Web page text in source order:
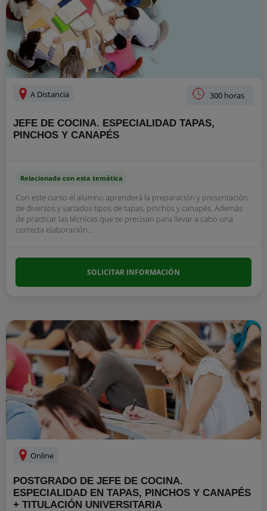
A Distancia 300 horas
JEFE DE COCINA. ESPECIALIDAD TAPAS,
PINCHOS Y CANAPÉS
Relacionado con esta temática
Con este curso el alumno aprenderá la preparación y presentación
de diversos y variados tipos de tapas, pinchos y canapés. Además
de practicar las técnicas que se precisan para llevar a cabo una
correcta elaboración...
SOLICITAR INFORMACIÓN
Online
POSTGRADO DE JEFE DE COCINA.
ESPECIALIDAD EN TAPAS, PINCHOS Y CANAPÉS
+ TITULACIÓN UNIVERSITARIA